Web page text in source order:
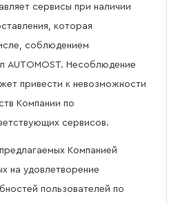
сервисы при наличии
которая
соблюдением
AUTOMOST. Несоблюдение
привести к невозможности
Компании по
сервисов.
Компанией
на удовлетворение
пользователей по